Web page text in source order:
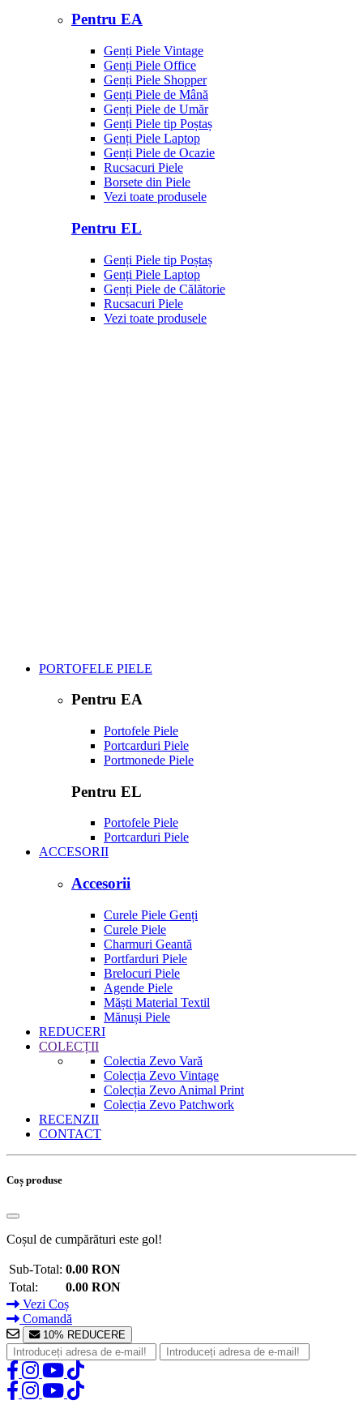
Pentru EA
Genți Piele Vintage
Genți Piele Office
Genți Piele Shopper
Genți Piele de Mână
Genți Piele de Umăr
Genți Piele tip Poștaș
Genți Piele Laptop
Genți Piele de Ocazie
Rucsacuri Piele
Borsete din Piele
Vezi toate produsele
Pentru EL
Genți Piele tip Poștaș
Genți Piele Laptop
Genți Piele de Călătorie
Rucsacuri Piele
Vezi toate produsele
PORTOFELE PIELE
Pentru EA
Portofele Piele
Portcarduri Piele
Portmonede Piele
Pentru EL
Portofele Piele
Portcarduri Piele
ACCESORII
Accesorii
Curele Piele Genți
Curele Piele
Charmuri Geantă
Portfarduri Piele
Brelocuri Piele
Agende Piele
Măști Material Textil
Mănuși Piele
REDUCERI
COLECȚII
Colectia Zevo Vară
Colecția Zevo Vintage
Colecția Zevo Animal Print
Colecția Zevo Patchwork
RECENZII
CONTACT
Coș produse
Coșul de cumpărături este gol!
Sub-Total: 0.00 RON
Total:
0.00 RON
Vezi Coș
Comandă
10% REDUCERE